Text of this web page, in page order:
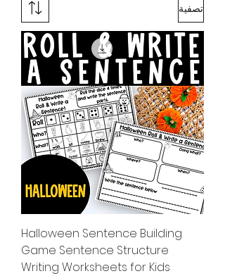
تصفية
Halloween Sentence Building
Game Sentence Structure
Writing Worksheets for Kids